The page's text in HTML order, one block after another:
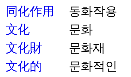
同化作用
동화작용
文化
문화
文化財
문화재
文化的
문화적인